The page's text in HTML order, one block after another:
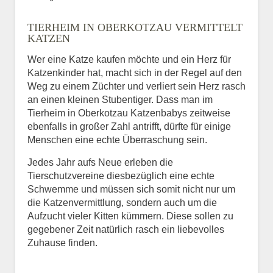
BILD HOCHLADEN
Vermisst seit
Ort des Verschwindens
TIERHEIM IN OBERKOTZAU VERMITTELT
KATZEN
Wer eine Katze kaufen möchte und ein Herz für
Katzenkinder hat, macht sich in der Regel auf den
Weg zu einem Züchter und verliert sein Herz rasch
an einen kleinen Stubentiger. Dass man im
Tierheim in Oberkotzau Katzenbabys zeitweise
ebenfalls in großer Zahl antrifft, dürfte für einige
Menschen eine echte Überraschung sein.
Jedes Jahr aufs Neue erleben die
Tierschutzvereine diesbezüglich eine echte
Schwemme und müssen sich somit nicht nur um
die Katzenvermittlung, sondern auch um die
Aufzucht vieler Kitten kümmern. Diese sollen zu
gegebener Zeit natürlich rasch ein liebevolles
Zuhause finden.